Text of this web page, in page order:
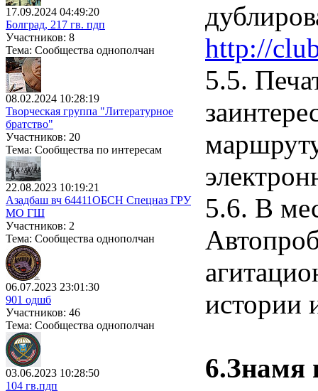
17.09.2024 04:49:20
Болград, 217 гв. пдп
Участников: 8
Тема: Сообщества однополчан
08.02.2024 10:28:19
Творческая группа "Литературное
братство"
Участников: 20
Тема: Сообщества по интересам
22.08.2023 10:19:21
Азадбаш вч 64411ОБСН Спецназ ГРУ
МО ГШ
Участников: 2
Тема: Сообщества однополчан
06.07.2023 23:01:30
901 одшб
Участников: 46
Тема: Сообщества однополчан
03.06.2023 10:28:50
104 гв.пдп
http://
5.5.
5.6. В
истории
6.Знамя